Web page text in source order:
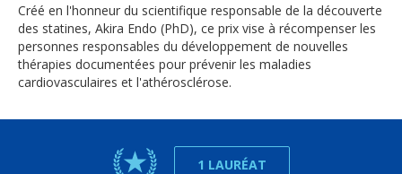
Créé en l'honneur du scientifique responsable de la découverte
des statines, Akira Endo (PhD), ce prix vise à récompenser les
personnes responsables du développement de nouvelles
thérapies documentées pour prévenir les maladies
cardiovasculaires et l'athérosclérose.
1 LAURÉAT